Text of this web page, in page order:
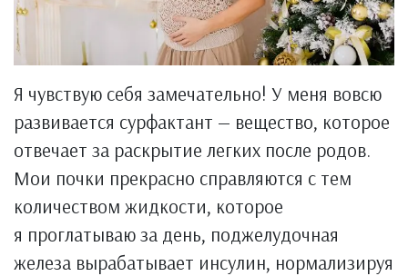
Я чувствую себя замечательно! У меня вовсю
развивается сурфактант — вещество, которое
отвечает за раскрытие легких после родов.
Мои почки прекрасно справляются с тем
количеством жидкости, которое
я проглатываю за день, поджелудочная
железа вырабатывает инсулин, нормализируя